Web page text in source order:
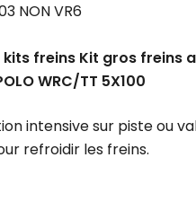
NON VR6
freins Kit gros freins
WRC/TT 5X100
intensive sur piste ou
refroidir les freins.